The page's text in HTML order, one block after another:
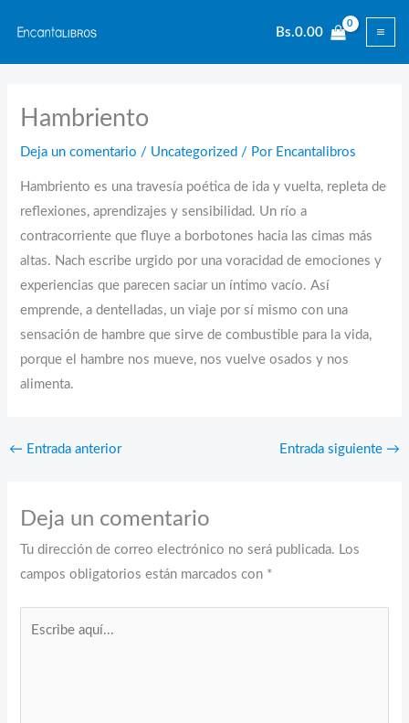
contenido
Bs.0.00
Hambriento
Deja un comentario / Uncategorized / Por Encantalibros
Hambriento es una travesía poética de ida y vuelta, repleta de
reflexiones, aprendizajes y sensibilidad. Un río a
contracorriente que fluye a borbotones hacia las cimas más
altas. Nach escribe urgido por una voracidad de emociones y
experiencias que parecen saciar un íntimo vacío. Así
emprende, a dentelladas, un viaje por sí mismo con una
sensación de hambre que sirve de combustible para la vida,
porque el hambre nos mueve, nos vuelve osados y nos
alimenta.
← Entrada anterior Entrada siguiente →
Deja un comentario
Tu dirección de correo electrónico no será publicada. Los
campos obligatorios están marcados con *